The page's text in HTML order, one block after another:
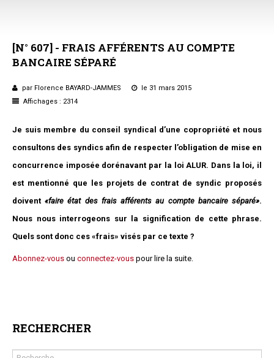
Au Parlement
Gestion et maintenance
Pratique de la copro.
Jurisprudence
Études juridiques
Copro. en difficulté
Formez-vous !
Parole d'experts*
[N° 607] - FRAIS AFFÉRENTS AU COMPTE
BANCAIRE SÉPARÉ
par Florence BAYARD-JAMMES
le 31 mars 2015
Affichages : 2314
Je suis membre du conseil syndical d’une copropriété et nous
consultons des syndics afin de respecter l’obligation de mise en
concurrence imposée dorénavant par la loi ALUR. Dans la loi, il
est mentionné que les projets de contrat de syndic proposés
doivent«faire état des frais afférents au compte bancaire séparé».
Nous nous interrogeons sur la signification de cette phrase.
Quels sont donc ces «frais» visés par ce texte ?
Abonnez-vous ou connectez-vous pour lire la suite.
RECHERCHER
Rechercher